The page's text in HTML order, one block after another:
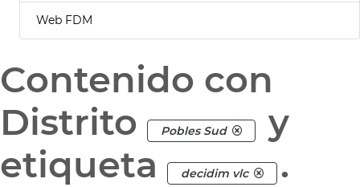
Web FDM
Contenido con
Distrito
Pobles Sud
y
etiqueta
decidim vlc .